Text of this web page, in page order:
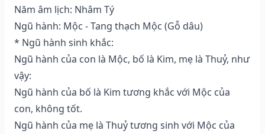
Năm âm lịch: Nhâm Tý
Ngũ hành: Mộc - Tang thạch Mộc (Gỗ dâu)
* Ngũ hành sinh khắc:
Ngũ hành của con là Mộc, bố là Kim, mẹ là Thuỷ, như
vậy:
Ngũ hành của bố là Kim tương khắc với Mộc của
con, không tốt.
Ngũ hành của mẹ là Thuỷ tương sinh với Mộc của